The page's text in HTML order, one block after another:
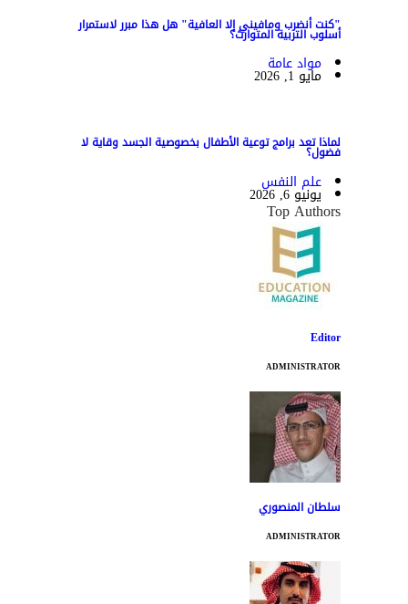
"كنت أنضرب ومافيني إلا العافية" هل هذا مبرر لاستمرار
أسلوب التربية المتوارث؟
مواد عامة
مايو 1, 2026
لماذا تعد برامج توعية الأطفال بخصوصية الجسد وقاية لا
فضول؟
علم النفس
يونيو 6, 2026
Top Authors
Editor
ADMINISTRATOR
سلطان المنصوري
ADMINISTRATOR